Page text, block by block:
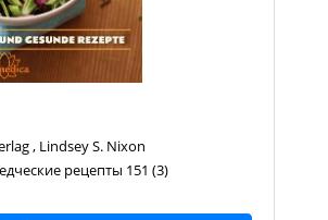
, Lindsey S. Nixon
рецепты 151 (3)